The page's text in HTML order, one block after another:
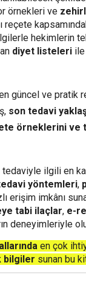
örnekleri ve
reçete
hekimlerin
diyet listeleri
güncel ve pratik
son tedavi
örneklerini ve
tedaviyle ilgili en
yöntemleri,
erişim imkânı
tabi ilaçlar, e-
deneyimleriyle
en çok
bilgiler sunan bu